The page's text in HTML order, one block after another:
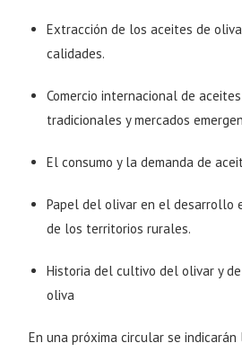
Extracción de los aceites de
calidades.
Comercio internacional de
tradicionales y mercados
El consumo y la demanda de
Papel del olivar en el desarrollo
de los territorios rurales.
Historia del cultivo del olivar y
oliva
En una próxima circular se